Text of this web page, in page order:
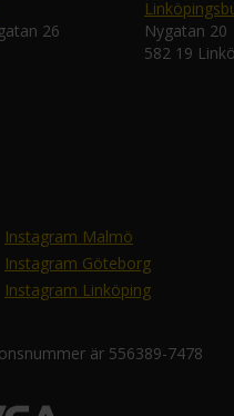
26
Nygatan 20
582 19
Instagram Malmö
Instagram Göteborg
Instagram Linköping
är 556389-7478